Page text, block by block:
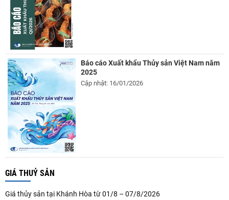
Báo cáo Xuất khẩu Thủy sản Việt Nam năm
2025
Cập nhật: 16/01/2026
GIÁ THUỶ SẢN
Giá thủy sản tại Khánh Hòa từ 01/8 – 07/8/2026